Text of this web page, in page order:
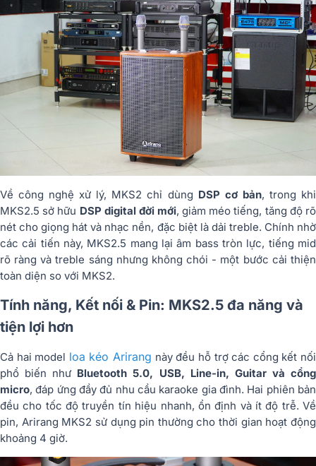
Về công nghệ xử lý, MKS2 chỉ dùng DSP cơ bản, trong khi
MKS2.5 sở hữu DSP digital đời mới, giảm méo tiếng, tăng độ rõ
nét cho giọng hát và nhạc nền, đặc biệt là dải treble. Chính nhờ
các cải tiến này, MKS2.5 mang lại âm bass tròn lực, tiếng mid
rõ ràng và treble sáng nhưng không chói - một bước cải thiện
toàn diện so với MKS2.
Tính năng, Kết nối & Pin: MKS2.5 đa năng và
tiện lợi hơn
Cả hai model loa kéo Arirang này đều hỗ trợ các cổng kết nối
phổ biến như Bluetooth 5.0, USB, Line-in, Guitar và cổng
micro, đáp ứng đầy đủ nhu cầu karaoke gia đình. Hai phiên bản
đều cho tốc độ truyền tín hiệu nhanh, ổn định và ít độ trễ. Về
pin, Arirang MKS2 sử dụng pin thường cho thời gian hoạt động
khoảng 4 giờ.